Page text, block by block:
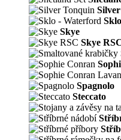
Skye
Skye
Spagnolo
Steccato